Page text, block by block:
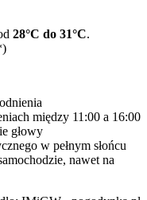
28°C do 31°C.
między 11:00 a 16:00
głowy
w pełnym słońcu
nawet na